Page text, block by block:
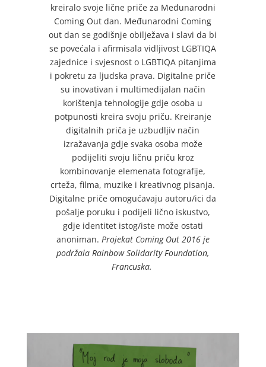
kreiralo svoje lične priče za Međunarodni
Coming Out dan. Međunarodni Coming
out dan se godišnje obilježava i slavi da bi
se povećala i afirmisala vidljivost LGBTIQA
zajednice i svjesnost o LGBTIQA pitanjima
i pokretu za ljudska prava. Digitalne priče
su inovativan i multimedijalan način
korištenja tehnologije gdje osoba u
potpunosti kreira svoju priču. Kreiranje
digitalnih priča je uzbudljiv način
izražavanja gdje svaka osoba može
podijeliti svoju ličnu priču kroz
kombinovanje elemenata fotografije,
crteža, filma, muzike i kreativnog pisanja.
Digitalne priče omogućavaju autoru/ici da
pošalje poruku i podijeli lično iskustvo,
gdje identitet istog/iste može ostati
anoniman. Projekat Coming Out 2016 je
podržala Rainbow Solidarity Foundation,
Francuska.